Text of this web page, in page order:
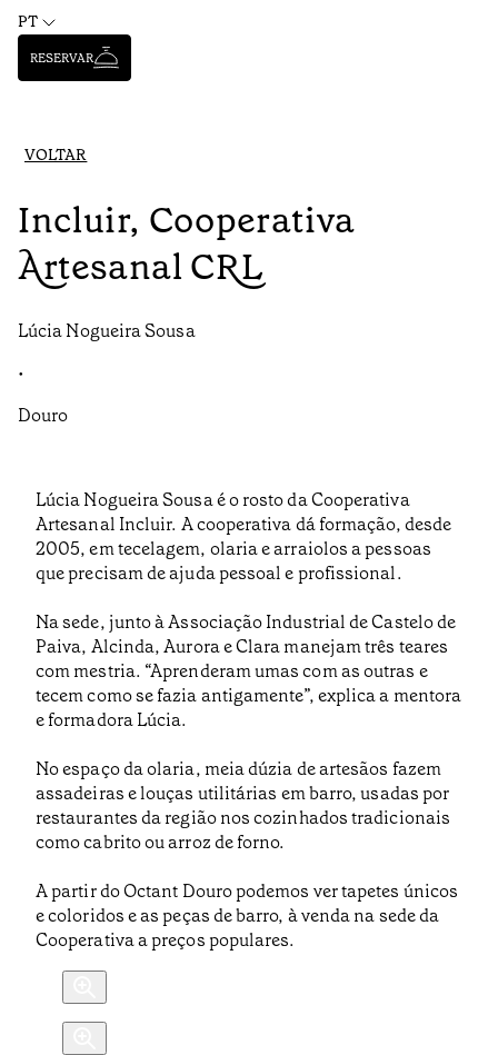
PT
RESERVAR
VOLTAR
Incluir, Cooperativa
Artesanal CRL
Lúcia Nogueira Sousa
•
Douro
Lúcia Nogueira Sousa é o rosto da Cooperativa
Artesanal Incluir. A cooperativa dá formação, desde
2005, em tecelagem, olaria e arraiolos a pessoas
que precisam de ajuda pessoal e profissional.
Na sede, junto à Associação Industrial de Castelo de
Paiva, Alcinda, Aurora e Clara manejam três teares
com mestria. “Aprenderam umas com as outras e
tecem como se fazia antigamente”, explica a mentora
e formadora Lúcia.
No espaço da olaria, meia dúzia de artesãos fazem
assadeiras e louças utilitárias em barro, usadas por
restaurantes da região nos cozinhados tradicionais
como cabrito ou arroz de forno.
A partir do Octant Douro podemos ver tapetes únicos
e coloridos e as peças de barro, à venda na sede da
Cooperativa a preços populares.